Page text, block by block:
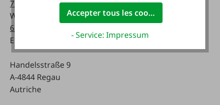
716-0
WhatsApp :
0043 677
63514619
Email :
info@faie.at
Handelsstraße 9
A-4844 Regau
Autriche
8 a.m. - 5 p.m
8 a.m. - 12 a.m.
Accepter tous les cookies
- Service: Impressum